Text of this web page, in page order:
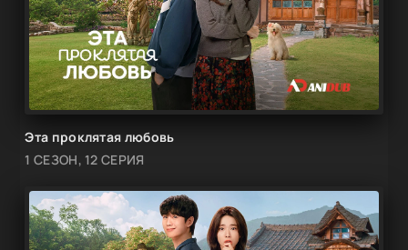
Эта проклятая любовь
1 СЕЗОН, 12 СЕРИЯ